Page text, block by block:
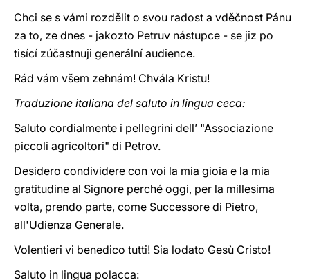
Chci se s vámi rozdělit o svou radost a vděčnost Pánu
za to, ze dnes - jakozto Petruv nástupce - se jiz po
tisící zúčastnuji generální audience.
Rád vám všem zehnám! Chvála Kristu!
Traduzione italiana del saluto in lingua ceca:
Saluto cordialmente i pellegrini dell’ "Associazione
piccoli agricoltori" di Petrov.
Desidero condividere con voi la mia gioia e la mia
gratitudine al Signore perché oggi, per la millesima
volta, prendo parte, come Successore di Pietro,
all'Udienza Generale.
Volentieri vi benedico tutti! Sia lodato Gesù Cristo!
Saluto in lingua polacca: